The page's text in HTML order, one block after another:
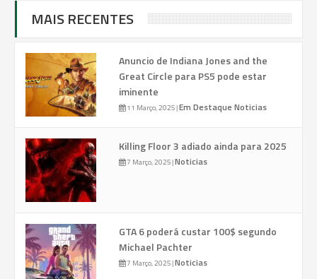
MAIS RECENTES
Anuncio de Indiana Jones and the
Great Circle para PS5 pode estar
iminente
11 Março, 2025|Em Destaque Noticias
Killing Floor 3 adiado ainda para 2025
7 Março, 2025|Noticias
GTA 6 poderá custar 100$ segundo
Michael Pachter
7 Março, 2025|Noticias